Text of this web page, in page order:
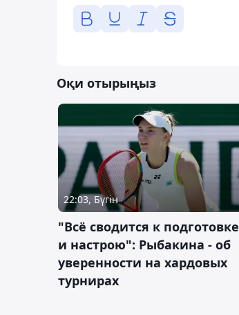
Оқи отырыңыз
22:03, Бүгін
"Всё сводится к подготовке
и настрою": Рыбакина - об
уверенности на хардовых
турнирах